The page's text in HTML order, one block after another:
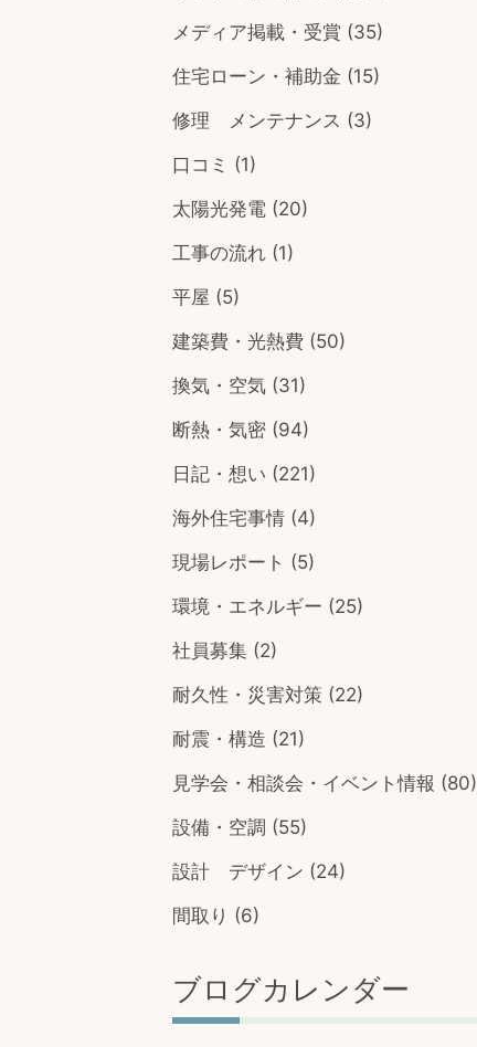
メディア掲載・受賞 (35)
住宅ローン・補助金 (15)
修理 メンテナンス (3)
口コミ (1)
太陽光発電 (20)
工事の流れ (1)
平屋 (5)
建築費・光熱費 (50)
換気・空気 (31)
断熱・気密 (94)
日記・想い (221)
海外住宅事情 (4)
現場レポート (5)
環境・エネルギー (25)
社員募集 (2)
耐久性・災害対策 (22)
耐震・構造 (21)
見学会・相談会・イベント情報 (80)
設備・空調 (55)
設計 デザイン (24)
間取り (6)
ブログカレンダー